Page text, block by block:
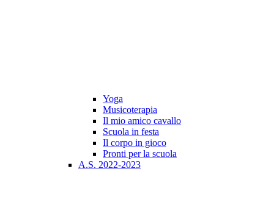
Yoga
Musicoterapia
Il mio amico cavallo
Scuola in festa
Il corpo in gioco
Pronti per la scuola
A.S. 2022-2023